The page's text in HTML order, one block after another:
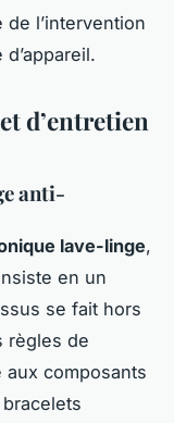
de l’intervention
d’entretien
anti-
lave-linge,
en un
se fait hors
règles de
composants